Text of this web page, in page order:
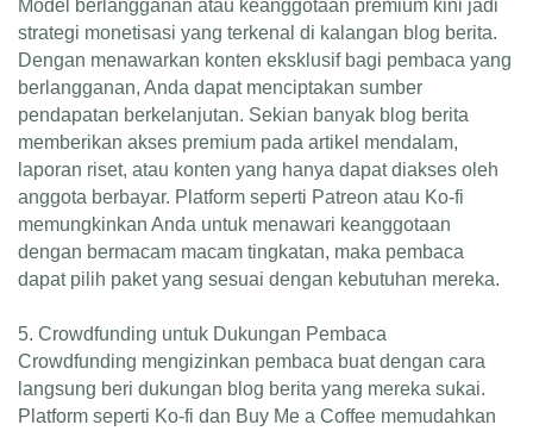
Model berlangganan atau keanggotaan premium kini jadi
strategi monetisasi yang terkenal di kalangan blog berita.
Dengan menawarkan konten eksklusif bagi pembaca yang
berlangganan, Anda dapat menciptakan sumber
pendapatan berkelanjutan. Sekian banyak blog berita
memberikan akses premium pada artikel mendalam,
laporan riset, atau konten yang hanya dapat diakses oleh
anggota berbayar. Platform seperti Patreon atau Ko-fi
memungkinkan Anda untuk menawari keanggotaan
dengan bermacam macam tingkatan, maka pembaca
dapat pilih paket yang sesuai dengan kebutuhan mereka.
5. Crowdfunding untuk Dukungan Pembaca
Crowdfunding mengizinkan pembaca buat dengan cara
langsung beri dukungan blog berita yang mereka sukai.
Platform seperti Ko-fi dan Buy Me a Coffee memudahkan